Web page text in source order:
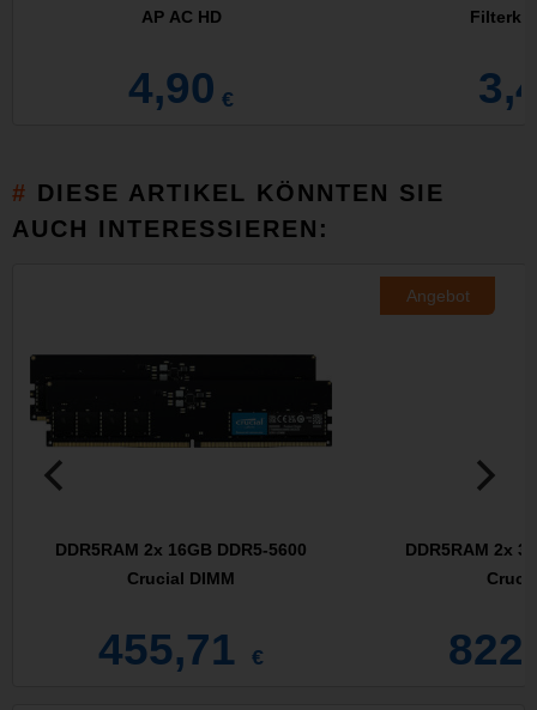
AP AC HD
4,90 €
DIESE ARTIKEL KÖNNTEN SIE
AUCH INTERESSIEREN:
DDR5RAM 2x 16GB DDR5-5600
Crucial DIMM
455,71 €
Angebot
DDR5RAM 2x